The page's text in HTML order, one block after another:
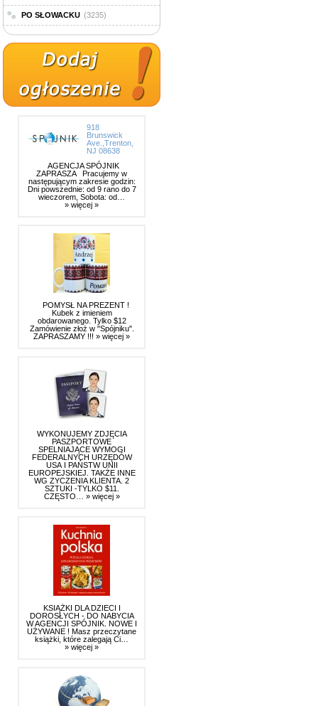
PO SŁOWACKU (3235)
918
Brunswick
Ave.,Trenton,
NJ 08638
AGENCJA SPÓJNIK
ZAPRASZA Pracujemy w
następującym zakresie godzin:
Dni powszednie: od 9 rano do 7
wieczorem, Sobota: od…
» więcej »
POMYSŁ NA PREZENT !
Kubek z imieniem
obdarowanego. Tylko $12
Zamówienie złoż w "Spójniku".
ZAPRASZAMY !!! » więcej »
WYKONUJEMY ZDJĘCIA
PASZPORTOWE
SPELNIAJĄCE WYMOGI
FEDERALNYCH URZĘDÓW
USA I PAŃSTW UNII
EUROPEJSKIEJ. TAKŻE INNE
WG ZYCZENIA KLIENTA. 2
SZTUKI -TYLKO $11.
CZĘSTO… » więcej »
KSIĄŻKI DLA DZIECI I
DOROSŁYCH - DO NABYCIA
W AGENCJI SPÓJNIK. NOWE I
UŻYWANE ! Masz przeczytane
książki, które zalegają Ci…
» więcej »